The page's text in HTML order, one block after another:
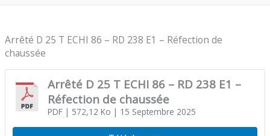
Arrêté D 25 T ECHI 86 – RD 238 E1 – Réfection de
chaussée
Arrêté D 25 T ECHI 86 – RD 238 E1 –
Réfection de chaussée
PDF| 572,12 Ko | 15 Septembre 2025